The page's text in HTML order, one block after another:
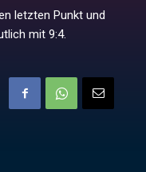
letzten Punkt und
mit 9:4.